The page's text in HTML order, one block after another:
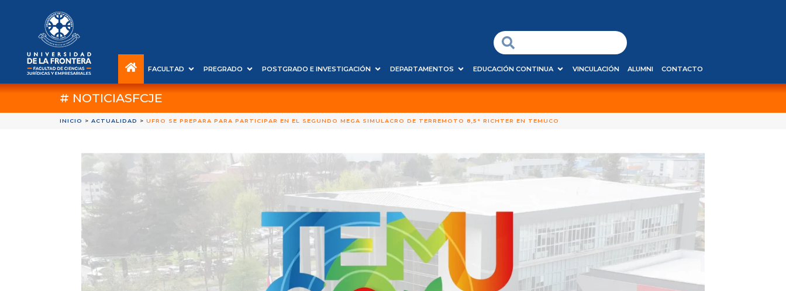
FACULTAD PREGRADO POSTGRADO E INVESTIGACIÓN DEPARTAMENTOS EDUCACIÓN CONTINUA VINCULACIÓN ALUMNI CONTACTO
# NOTICIASFCJE
INICIO > ACTUALIDAD > UFRO SE PREPARA PARA PARTICIPAR EN EL SEGUNDO MEGA SIMULACRO DE TERREMOTO 8,5° RICHTER EN TEMUCO